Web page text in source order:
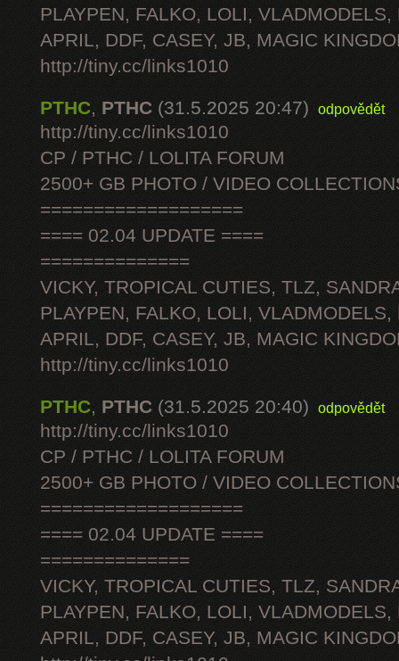
PLAYPEN, FALKO, LOLI, VLADMODELS,
APRIL, DDF, CASEY, JB, MAGIC
http://tiny.cc/links1010
PTHC, PTHC (31.5.2025 20:47) odpovědět
http://tiny.cc/links1010
CP / PTHC / LOLITA FORUM
2500+ GB PHOTO / VIDEO
===================
==== 02.04 UPDATE ====
==============
VICKY, TROPICAL CUTIES, TLZ,
PLAYPEN, FALKO, LOLI, VLADMODELS,
APRIL, DDF, CASEY, JB, MAGIC
http://tiny.cc/links1010
PTHC, PTHC (31.5.2025 20:40) odpovědět
http://tiny.cc/links1010
CP / PTHC / LOLITA FORUM
2500+ GB PHOTO / VIDEO
===================
==== 02.04 UPDATE ====
==============
VICKY, TROPICAL CUTIES, TLZ,
PLAYPEN, FALKO, LOLI, VLADMODELS,
APRIL, DDF, CASEY, JB, MAGIC